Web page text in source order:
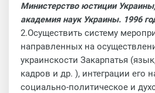
Министерство юстиции
академия наук Украины. 1996
2.Осуществить систему
направленных на
украинскости Закарпатья
кадров и др. ), интеграции его
социально-политическое и